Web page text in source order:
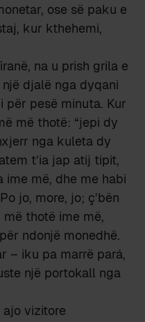
ose së paku e
kur kthehemi,
na u prish grila e
djalë nga dyqani
për pesë minuta. Kur
më thotë: “jepi dy
nga kuleta dy
t’ia jap atij tipit,
më, dhe me habi
jo, more, jo; ç’bën
thotë ime më,
ndonjë monedhë.
– iku pa marrë pará,
një portokall nga
ajo vizitore